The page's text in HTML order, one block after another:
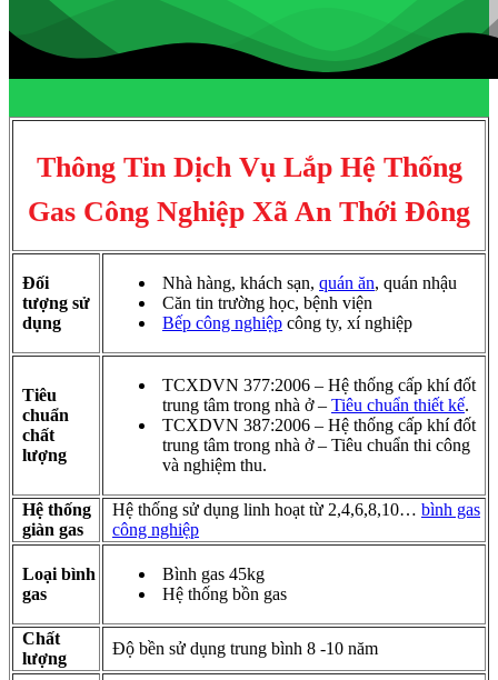
Thông Tin Dịch Vụ Lắp Hệ Thống
Gas Công Nghiệp Xã An Thới Đông
Đối
tượng sử
dụng
Nhà hàng, khách sạn, quán ăn, quán nhậu
Căn tin trường học, bệnh viện
Bếp công nghiệp công ty, xí nghiệp
Tiêu
chuẩn
chất
lượng
TCXDVN 377:2006 – Hệ thống cấp khí đốt
trung tâm trong nhà ở – Tiêu chuẩn thiết kế.
TCXDVN 387:2006 – Hệ thống cấp khí đốt
trung tâm trong nhà ở – Tiêu chuẩn thi công
và nghiệm thu.
Hệ thống
giàn gas
Hệ thống sử dụng linh hoạt từ 2,4,6,8,10… bình gas
công nghiệp
Loại bình
gas
Bình gas 45kg
Hệ thống bồn gas
Chất
lượng
Độ bền sử dụng trung bình 8 -10 năm